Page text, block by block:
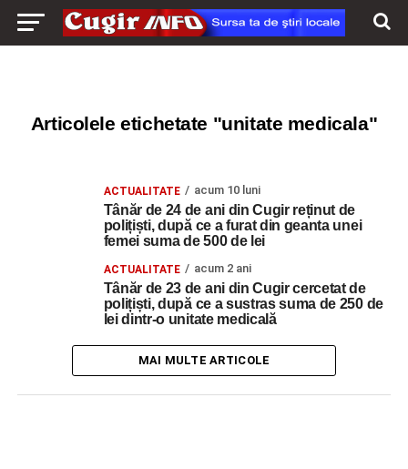
Articolele etichetate "unitate medicala"
ACTUALITATE acum 10 luni
Tânăr de 24 de ani din Cugir reținut de
polițiști, după ce a furat din geanta unei
femei suma de 500 de lei
ACTUALITATE acum 2 ani
Tânăr de 23 de ani din Cugir cercetat de
polițiști, după ce a sustras suma de 250 de
lei dintr-o unitate medicală
MAI MULTE ARTICOLE